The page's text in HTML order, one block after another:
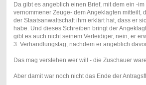
Da gibt es angeblich einen Brief, mit dem ein -
vernommener Zeuge- dem Angeklagten mitteilt,
der Staatsanwaltschaft ihm erklärt hat, dass er
habe. Und dieses Schreiben bringt der
gibt es auch nicht seinem Verteidiger, nein, er
3. Verhandlungstag, nachdem er angeblich
Das mag verstehen wer will - die Zuschauer
Aber damit war noch nicht das Ende der